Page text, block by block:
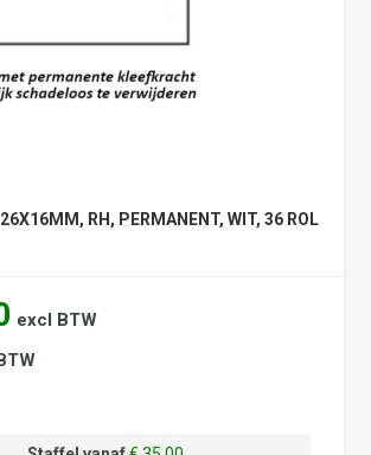
RH, PERMANENT, WIT, 36 ROL
excl BTW